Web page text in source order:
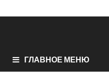
ГЛАВНОЕ МЕНЮ